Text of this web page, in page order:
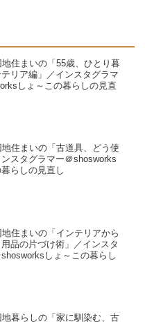
住まいの「55歳、ひとり暮
リア編」／インスタグラマ
しょ～この暮らしの見直
住まいの「古道具、どう使
スタグラマー＠shosworks
らしの見直し
住まいの「インテリアから
品の片づけ術」／インスタ
しょ～この暮らし
地暮らしの「家に馴染む、古